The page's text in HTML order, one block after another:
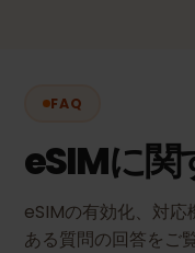
FAQ
eSIMに関
eSIMの有効化、対応
ある質問の回答をご